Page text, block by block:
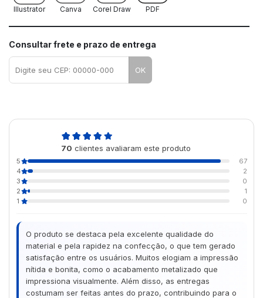
Illustrator Canva Corel Draw PDF
Consultar frete e prazo de entrega
OK
70 clientes avaliaram este produto
5
67
4
2
3
0
2
1
1
0
O produto se destaca pela excelente qualidade do
material e pela rapidez na confecção, o que tem gerado
satisfação entre os usuários. Muitos elogiam a impressão
nítida e bonita, como o acabamento metalizado que
impressiona visualmente. Além disso, as entregas
costumam ser feitas antes do prazo, contribuindo para o